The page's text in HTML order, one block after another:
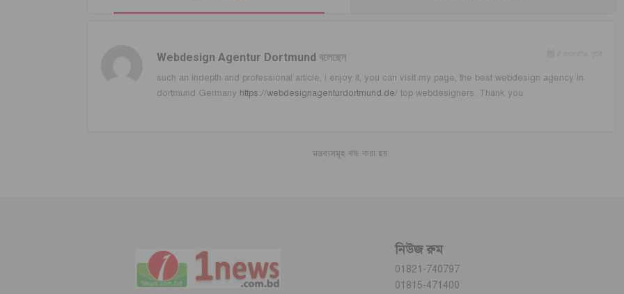
Webdesign Agentur Dortmund বলেছেন
such an indepth and professional article, i enjoy it, you can visit my page, the best webdesign agency in
dortmund Germany https://webdesignagenturdortmund.de/top webdesigners. Thank you
মন্তব্যসমূহ বন্ধ করা হয়.
নিউজ রুম
01821-740797
01815-471400